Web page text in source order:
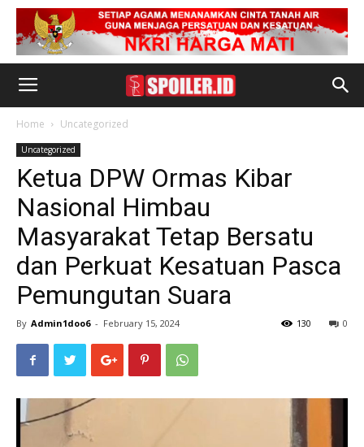
Home Uncategorized
Uncategorized
Ketua DPW Ormas Kibar
Nasional Himbau
Masyarakat Tetap Bersatu
dan Perkuat Kesatuan Pasca
Pemungutan Suara
By Admin1doo6 - February 15, 2024 0
130